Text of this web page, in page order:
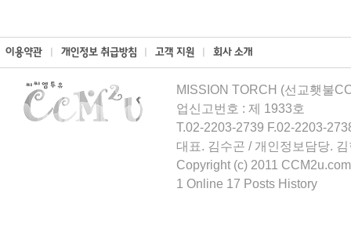
MISSION TORCH (선교횃불
업신고번호 : 제 1933호
T.02-2203-2739 F.02-2203-
대표. 김수곤 / 개인정보담당.
Copyright (c) 2011
1 Online 17 Posts History